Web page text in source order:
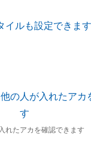
れたアカを確認できます